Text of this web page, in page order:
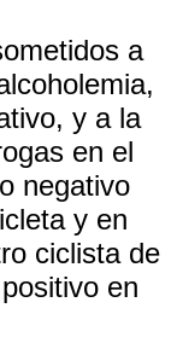
a
y a la
en el
negativo
y en
ciclista de
en